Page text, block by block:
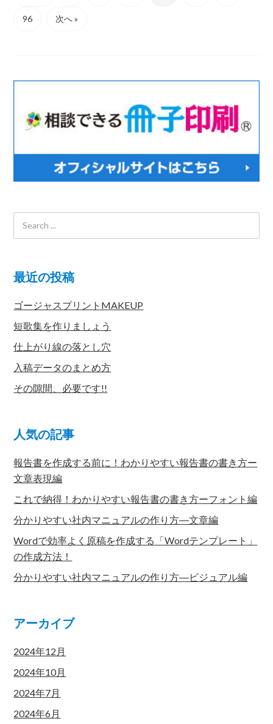
96 次へ »
最近の投稿
ゴージャスプリントMAKEUP
短歌集を作りましょう
仕上がり線の落とし穴
入稿データのまとめ方
その隙間、必要です!!
人気の記事
報告書を作成する前に！わかりやすい報告書の書き方ー
文章表現編
これで納得！わかりやすい報告書の書き方ーフォント編
分かりやすい社内マニュアルの作り方―文章編
Wordで効率よく原稿を作成する「Wordテンプレート」
の作成方法！
分かりやすい社内マニュアルの作り方―ビジュアル編
アーカイブ
2024年12月
2024年10月
2024年7月
2024年6月